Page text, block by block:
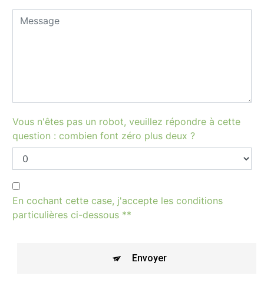
Vous n'êtes pas un robot, veuillez répondre à cette
question : combien font zéro plus deux ?
En cochant cette case, j'accepte les conditions
particulières ci-dessous **
Envoyer